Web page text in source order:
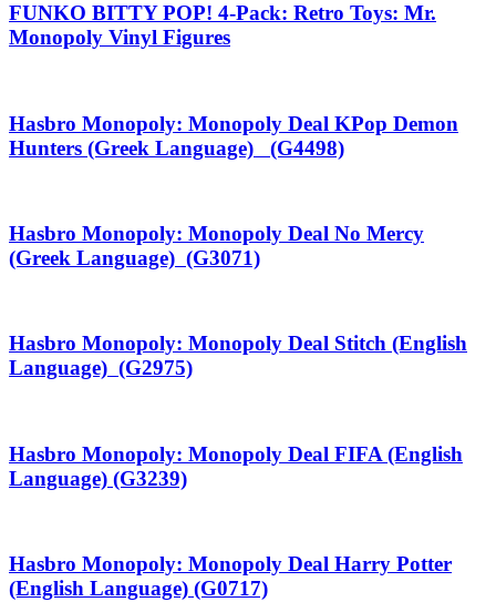
FUNKO BITTY POP! 4-Pack: Retro Toys: Mr.
Monopoly Vinyl Figures
Hasbro Monopoly: Monopoly Deal KPop Demon
Hunters (Greek Language) (G4498)
Hasbro Monopoly: Monopoly Deal No Mercy
(Greek Language) (G3071)
Hasbro Monopoly: Monopoly Deal Stitch (English
Language) (G2975)
Hasbro Monopoly: Monopoly Deal FIFA (English
Language) (G3239)
Hasbro Monopoly: Monopoly Deal Harry Potter
(English Language) (G0717)